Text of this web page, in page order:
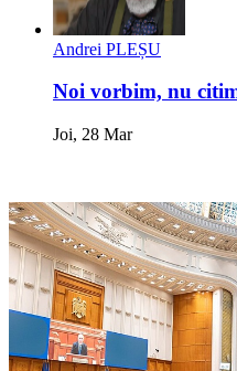
Andrei PLEȘU
Noi vorbim, nu
Joi, 28 Mar